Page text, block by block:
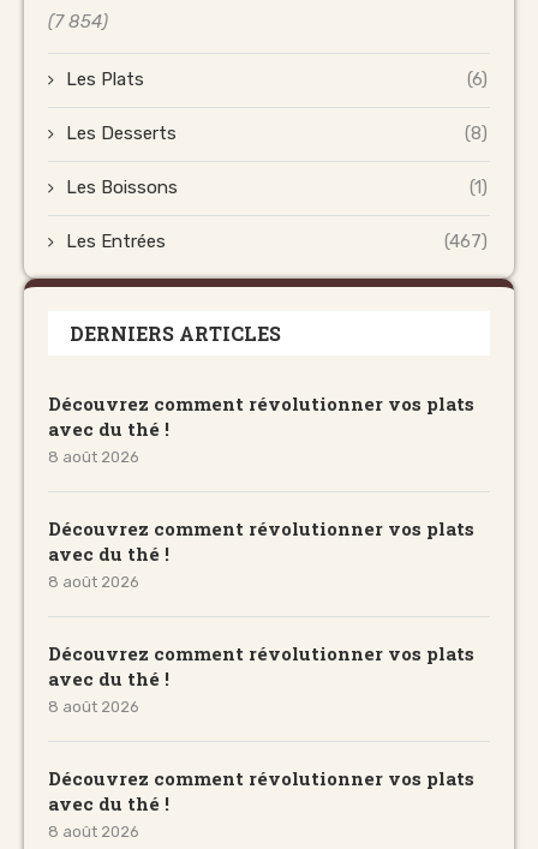
(7 854)
Les Plats (6)
Les Desserts (8)
Les Boissons (1)
Les Entrées (467)
DERNIERS ARTICLES
Découvrez comment révolutionner vos plats
avec du thé !
8 août 2026
Découvrez comment révolutionner vos plats
avec du thé !
8 août 2026
Découvrez comment révolutionner vos plats
avec du thé !
8 août 2026
Découvrez comment révolutionner vos plats
avec du thé !
8 août 2026